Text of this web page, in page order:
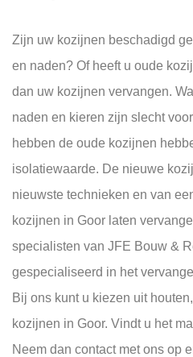
Zijn uw kozijnen beschadigd
en naden? Of heeft u oude
dan uw kozijnen vervangen.
naden en kieren zijn slecht
hebben de oude kozijnen
isolatiewaarde. De nieuwe
nieuwste technieken en van
kozijnen in Goor laten
specialisten van JFE Bouw &
gespecialiseerd in het
Bij ons kunt u kiezen uit
kozijnen in Goor. Vindt u het
Neem dan contact met ons op